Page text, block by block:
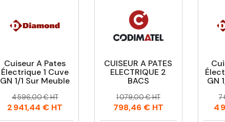
Cuiseur A Pates
Électrique 1 Cuve
GN 1/1 Sur Meuble
Prix
Prix
habituel
4 596,00 € HT
2 941,44 € HT
CUISEUR A PATES
ELECTRIQUE 2
BACS
Prix
Prix
habituel
1 079,00 € HT
798,46 €HT
GN
7
4